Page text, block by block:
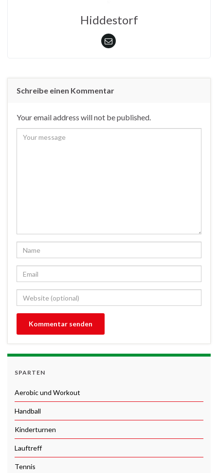
Hiddestorf
Schreibe einen Kommentar
Your email address will not be published.
SPARTEN
Aerobic und Workout
Handball
Kinderturnen
Lauftreff
Tennis